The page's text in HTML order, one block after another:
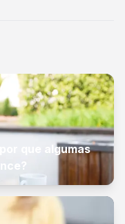
que algumas